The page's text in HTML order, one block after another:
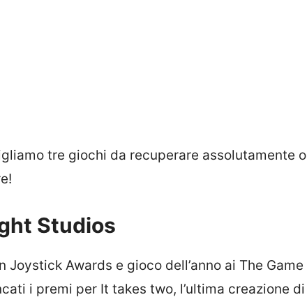
tre giochi da recuperare assolutamente o
Studios
Awards e gioco dell’anno ai The Game
i premi per It takes two, l’ultima creazione di